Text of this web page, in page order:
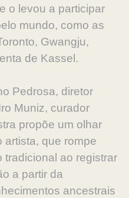
o levou a participar
mundo, como as
Gwangju,
de Kassel.
Pedrosa, diretor
Muniz, curador
propõe um olhar
artista, que rompe
ao registrar
a partir da
ancestrais